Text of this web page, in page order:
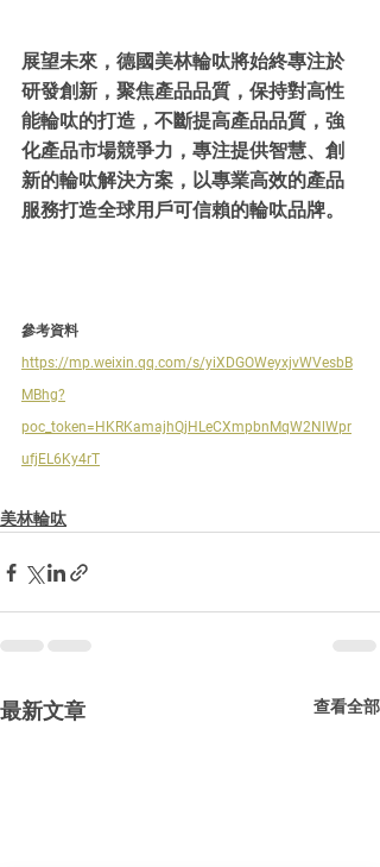
展望未來，德國美林輪呔將始終專注於
研發創新，聚焦產品品質，保持對高性
能輪呔的打造，不斷提高產品品質，強
化產品市場競爭力，專注提供智慧、創
新的輪呔解決方案，以專業高效的產品
服務打造全球用戶可信賴的輪呔品牌。
參考資料
https://mp.weixin.qq.com/s/yiXDGOWeyxjvWVesbB
MBhg?
poc_token=HKRKamajhQjHLeCXmpbnMqW2NlWpr
ufjEL6Ky4rT
美林輪呔
最新文章 查看全部